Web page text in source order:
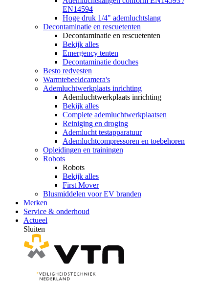
EN14594
Hoge druk 1/4" ademluchtslang
Decontaminatie en rescuetenten
Decontaminatie en rescuetenten
Bekijk alles
Emergency tenten
Decontaminatie douches
Besto redvesten
Warmtebeeldcamera's
Ademluchtwerkplaats inrichting
Ademluchtwerkplaats inrichting
Bekijk alles
Complete ademluchtwerkplaatsen
Reiniging en droging
Ademlucht testapparatuur
Ademluchtcompressoren en toebehoren
Opleidingen en trainingen
Robots
Robots
Bekijk alles
First Mover
Blusmiddelen voor EV branden
Merken
Service & onderhoud
Actueel
Sluiten